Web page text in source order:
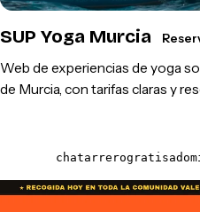
SUP Yoga Murcia
Web de experiencias de yoga
de Murcia, con tarifas claras y